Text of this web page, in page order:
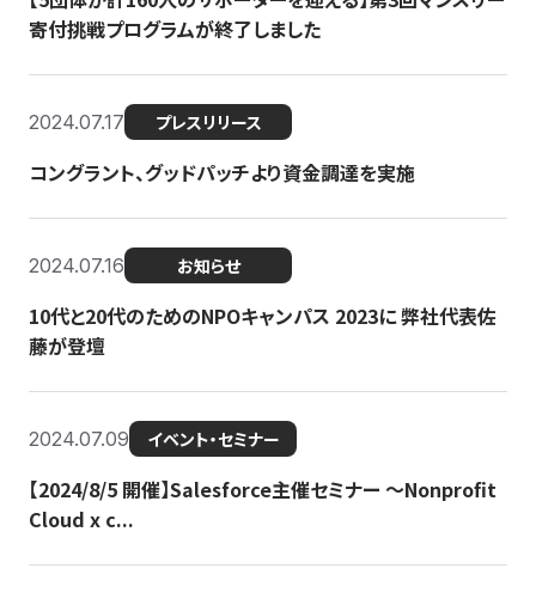
寄付挑戦プログラムが終了しました
2024.07.17 プレスリリース
コングラント、グッドパッチより資金調達を実施
2024.07.16 お知らせ
10代と20代のためのNPOキャンパス 2023に 弊社代表佐
藤が登壇
2024.07.09 イベント・セミナー
【2024/8/5 開催】Salesforce主催セミナー 〜Nonprofit
Cloud x c...